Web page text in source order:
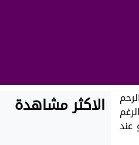
عند
الاكثر مشاهدة